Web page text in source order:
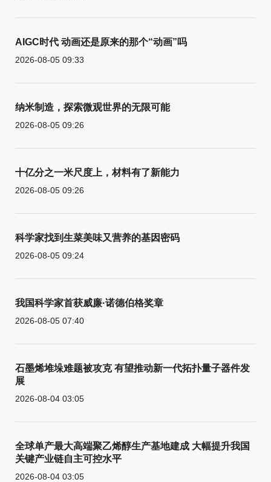
AIGC时代 动画还是原来的那个“动画”吗
2026-08-05 09:33
纳米制造，探索微观世界的无限可能
2026-08-05 09:26
十亿分之一米尺度上，材料有了新能力
2026-08-05 09:26
科学家找到生菜美味又营养的基因密码
2026-08-05 09:24
我国科学家首获威廉·诺德伯格奖章
2026-08-05 07:40
石墨烯堆垛难题被攻克 有望推动新一代拓扑量子器件发
展
2026-08-04 03:05
全球单产最大高端聚乙烯醇生产基地建成 大幅提升我国
关键产业链自主可控水平
2026-08-04 03:05